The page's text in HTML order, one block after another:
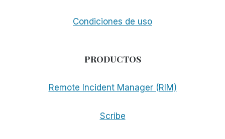
Condiciones de uso
PRODUCTOS
Remote Incident Manager (RIM)
Scribe